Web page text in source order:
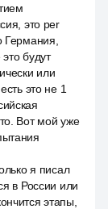
это per
Германия,
будут
или
это не 1
Вот мой уже
я писал
в России или
этапы,